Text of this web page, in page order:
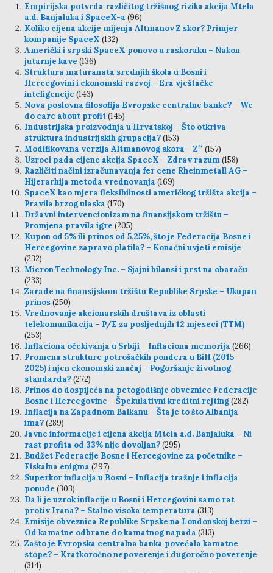
Empirijska potvrda različitog tržišnog rizika akcija Mtela
a.d. Banjaluka i SpaceX-a (96)
Koliko cijena akcije mijenja Altmanov Z skor? Primjer
kompanije SpaceX (132)
Američki i srpski SpaceX ponovo u raskoraku – Nakon
jutarnje kave (136)
Struktura maturanata srednjih škola u Bosni i
Hercegovini i ekonomski razvoj – Era vještačke
inteligencije (143)
Nova poslovna filosofija Evropske centralne banke? – We
do care about profit(145)
Industrijska proizvodnja u Hrvatskoj – Što otkriva
struktura industrijskih grupacija?(153)
Modifikovana verzija Altmanovog skora – Z′′ (157)
Uzroci pada cijene akcija SpaceX – Zdrav razum(158)
Različiti načini izračunavanja fer cene Rheinmetall AG –
Hijerarhija metoda vrednovanja (169)
SpaceX kao mjera fleksibilnosti američkog tržišta akcija –
Pravila brzog ulaska (170)
Državni intervencionizam na finansijskom tržištu –
Promjena pravila igre (205)
Kupon od 5% ili prinos od 5,25%, što je Federacija Bosne i
Hercegovine zapravo platila? – Konačni uvjeti emisije
(232)
Micron Technology Inc. – Sjajni bilansi i prst na obaraču
(233)
Zarade na finansijskom tržištu Republike Srpske – Ukupan
prinos(250)
Vrednovanje akcionarskih društava iz oblasti
telekomunikacija – P/E za posljednjih 12 mjeseci (TTM)
(253)
Inflaciona očekivanja u Srbiji – Inflaciona memorija (266)
Promena strukture potrošačkih pondera u BiH (2015–
2025) i njen ekonomski značaj – Pogoršanje životnog
standarda?(272)
Prinos do dospijeća na petogodišnje obveznice Federacije
Bosne i Hercegovine – Špekulativni kreditni rejting(282)
Inflacija na Zapadnom Balkanu – Šta je to što Albanija
ima?(289)
Javne informacije i cijena akcija Mtela a.d. Banjaluka – Ni
rast profita od 33% nije dovoljan?(295)
Budžet Federacije Bosne i Hercegovine za početnike –
Fiskalna enigma (297)
Superkor inflacija u Bosni – Inflacija tražnje i inflacija
ponude (303)
Da li je uzrok inflacije u Bosni i Hercegovini samo rat
protiv Irana? – Stalno visoka temperatura (313)
Emisije obveznica Republike Srpske na Londonskoj berzi –
Od kamatne odbrane do kamatnog napada (313)
Zašto je Evropska centralna banka povećala kamatne
stope? – Kratkoročno nepoverenje i dugoročno poverenje
(314)